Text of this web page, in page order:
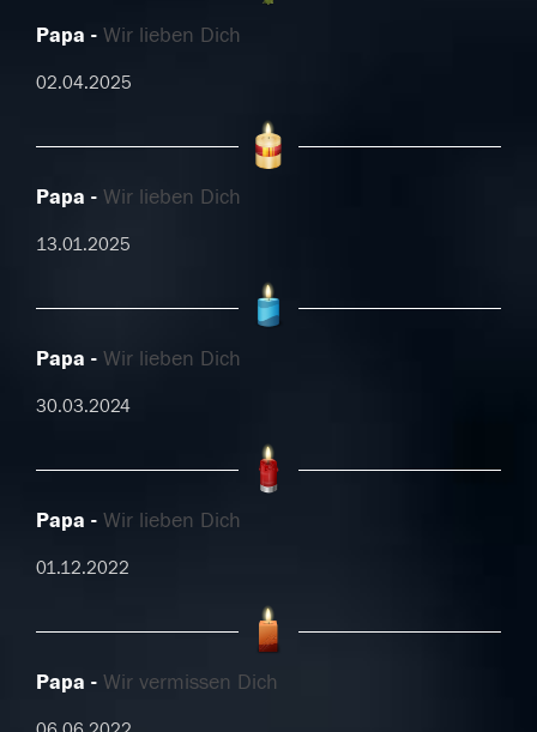
Papa Wir lieben Dich
02.04.2025
Papa Wir lieben Dich
13.01.2025
Papa Wir lieben Dich
30.03.2024
Papa Wir lieben Dich
01.12.2022
Papa Wir vermissen Dich